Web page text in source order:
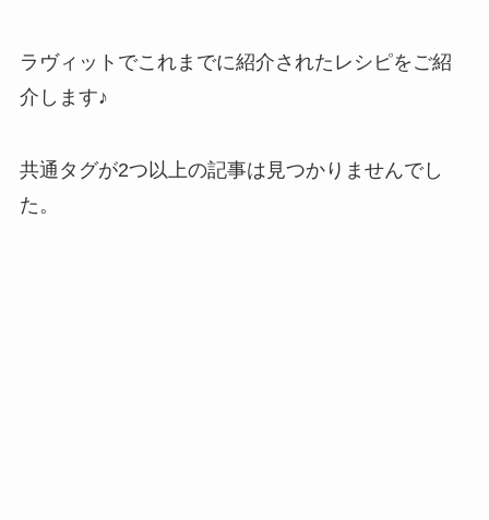
ラヴィットでこれまでに紹介されたレシピをご紹
介します♪
共通タグが2つ以上の記事は見つかりませんでし
た。